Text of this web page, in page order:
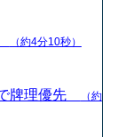
（約4分10秒）
牌理優先
（約